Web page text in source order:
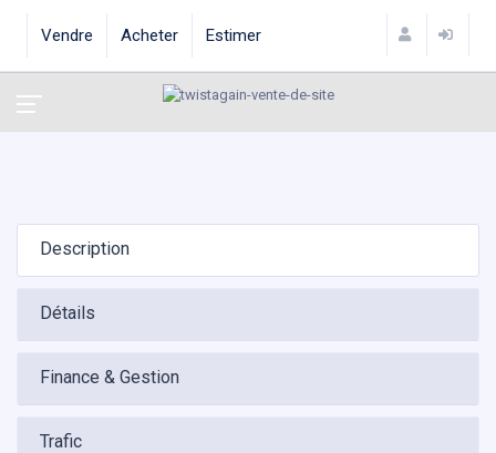
Vendre Acheter Estimer
Description
Détails
Finance & Gestion
Trafic